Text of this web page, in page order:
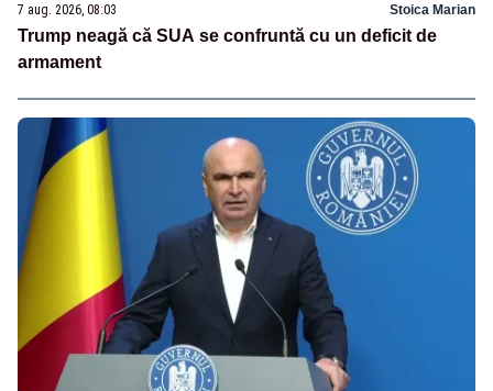
7 aug. 2026, 08:03 Stoica Marian
Trump neagă că SUA se confruntă cu un deficit de
armament